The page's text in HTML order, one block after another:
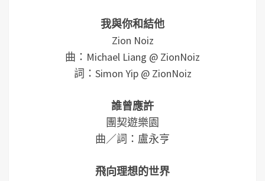
我與你和結他
Zion Noiz
曲：Michael Liang @ ZionNoiz
詞：Simon Yip @ ZionNoiz
誰曾應許
團契遊樂園
曲／詞：盧永亨
飛向理想的世界